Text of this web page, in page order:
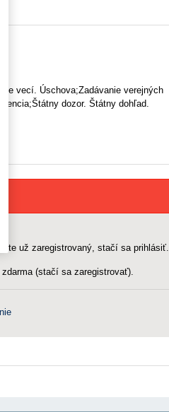
vecí. Úschova;Zadávanie verejných
dozor. Štátny dohľad.
ste už zaregistrovaný, stačí sa prihlásiť.
(stačí sa zaregistrovať).